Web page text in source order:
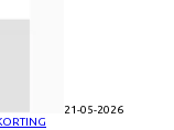
21-05-2026